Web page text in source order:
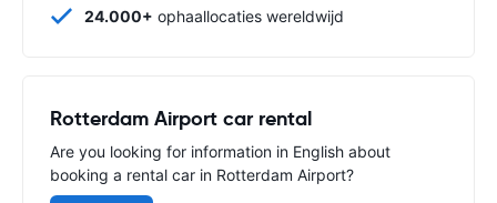
24.000+ ophaallocaties wereldwijd
Rotterdam Airport car rental
Are you looking for information in English about
booking a rental car in Rotterdam Airport?